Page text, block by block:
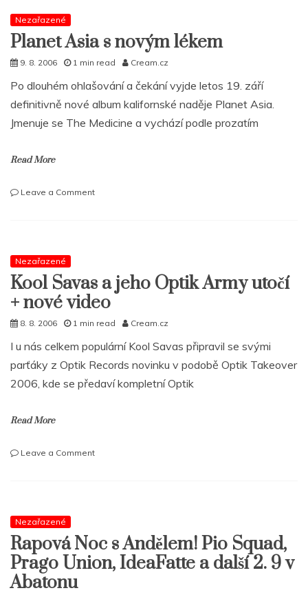
Nezařazené
Planet Asia s novým lékem
9. 8. 2006 1 min read Cream.cz
Po dlouhém ohlašování a čekání vyjde letos 19. září
definitivně nové album kalifornské naděje Planet Asia.
Jmenuje se The Medicine a vychází podle prozatím
Read More
Leave a Commenton
Nezařazené
Kool Savas a jeho Optik Army utočí
+ nové video
8. 8. 2006 1 min read Cream.cz
I u nás celkem populární Kool Savas připravil se svými
parťáky z Optik Records novinku v podobě Optik Takeover
2006, kde se předaví kompletní Optik
Read More
Leave a Commenton
utočí
+
Nezařazené
Rapová Noc s Andělem! Pio Squad,
Prago Union, IdeaFatte a další 2. 9 v
Abatonu